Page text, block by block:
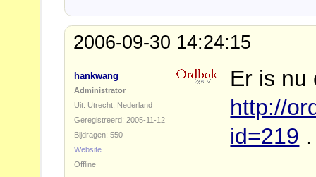
2006-09-30 14:24:15
hankwang
Administrator
Uit: Utrecht, Nederland
Geregistreerd: 2005-11-12
Bijdragen: 550
Website
Er is nu
http://
id=219 .
Offline